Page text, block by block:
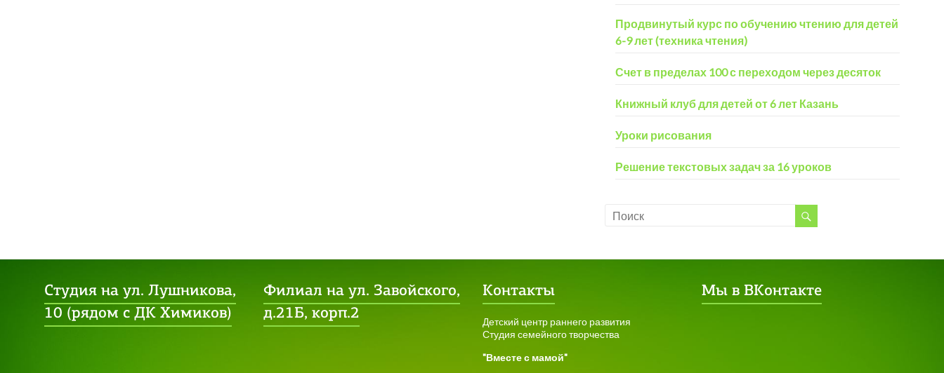
Продвинутый курс по обучению чтению для детей
6-9 лет (техника чтения)
Счет в пределах 100 с переходом через десяток
Книжный клуб для детей от 6 лет Казань
Уроки рисования
Решение текстовых задач за 16 уроков
Студия на ул. Лушникова,
10 (рядом с ДК Химиков)
Филиал на ул. Завойского,
д.21Б, корп.2
Контакты
Детский центр раннего развития
Студия семейного творчества
"Вместе с мамой"
Мы в ВКонтакте